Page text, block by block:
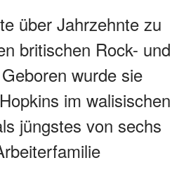
über Jahrzehnte zu
britischen Rock- und
wurde sie
im walisischen
jüngstes von sechs